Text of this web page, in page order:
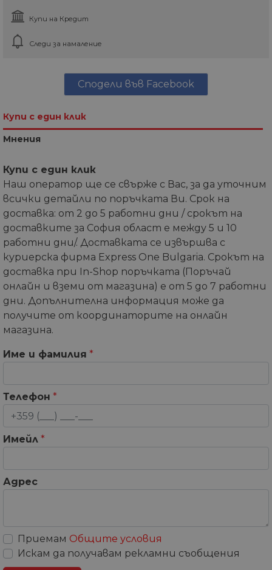
Купи на Кредит
Следи за намаление
Сподели във Facebook
Купи с един клик
Мнения
Купи с един клик
Наш оператор ще се свърже с Вас, за да уточним
всички детайли по поръчката Ви. Срок на
доставка: от 2 до 5 работни дни / срокът на
доставките за София област е между 5 и 10
работни дни/. Доставката се извършва с
куриерска фирма Express One Bulgaria. Срокът на
доставка при In-Shop поръчката (Поръчай
онлайн и вземи от магазина) е от 5 до 7 работни
дни. Допълнителна информация може да
получите от координаторите на онлайн
магазина.
Име и фамилия *
Телефон *
Имейл *
Адрес
Приемам Общите условия
Искам да получавам рекламни съобщения